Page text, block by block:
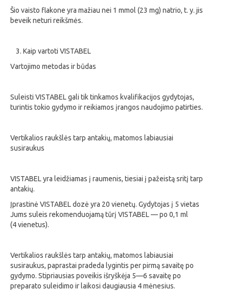
Šio vaisto flakone yra mažiau nei 1 mmol (23 mg) natrio, t. y. jis
beveik neturi reikšmės.
Kaip vartoti VISTABEL
Vartojimo metodas ir būdas
Suleisti VISTABEL gali tik tinkamos kvalifikacijos gydytojas,
turintis tokio gydymo ir reikiamos įrangos naudojimo patirties.
Vertikalios raukšlės tarp antakių, matomos labiausiai
susiraukus
VISTABEL yra leidžiamas į raumenis, tiesiai į pažeistą sritį tarp
antakių.
Įprastinė VISTABEL dozė yra 20 vienetų. Gydytojas į 5 vietas
Jums suleis rekomenduojamą tūrį VISTABEL — po 0,1 ml
(4 vienetus).
Vertikalios raukšlės tarp antakių, matomos labiausiai
susiraukus, paprastai pradeda lygintis per pirmą savaitę po
gydymo. Stipriausias poveikis išryškėja 5—6 savaitę po
preparato suleidimo ir laikosi daugiausia 4 mėnesius.